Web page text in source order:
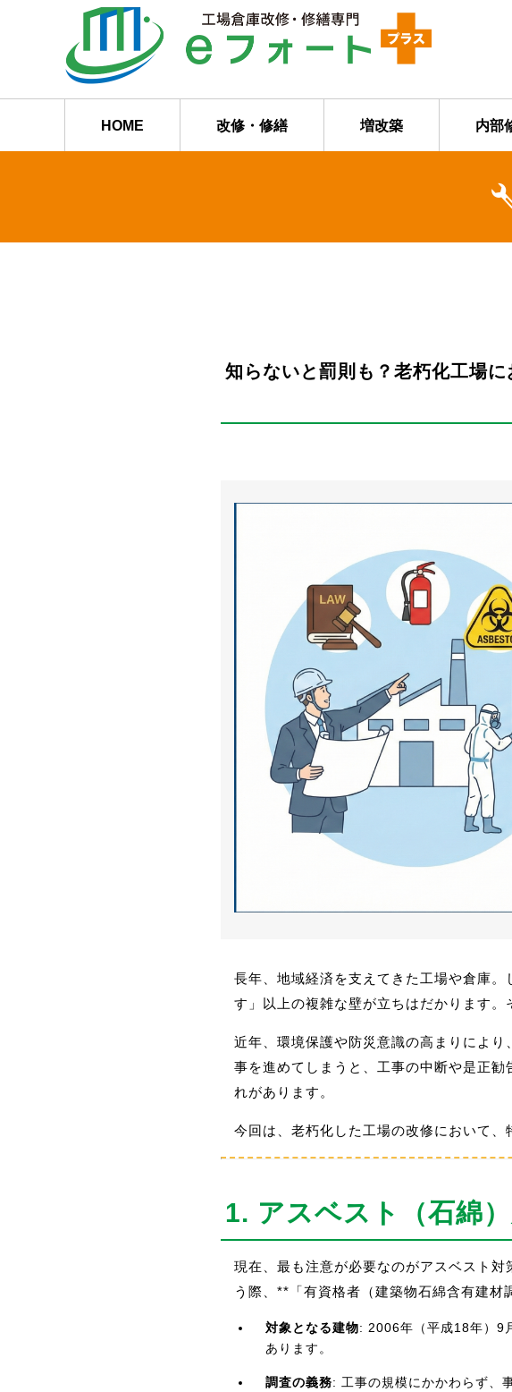
HOME 改修・修繕 増改築 内部
知らないと罰則も？老朽化工場
長年、地域経済を支えてきた工場や倉庫
す」以上の複雑な壁が立ちはだかります
近年、環境保護や防災意識の高まりによ
事を進めてしまうと、工事の中断や是正勧
れがあります。
今回は、老朽化した工場の改修において、
1. アスベスト（石綿
現在、最も注意が必要なのがアスベスト
う際、**「有資格者（建築物石綿含有建材
対象となる建物: 2006年（平成18年）9
あります。
調査の義務: 工事の規模にかかわらず、